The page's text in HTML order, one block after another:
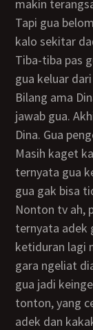
makin
Tapi gua
kalo sekitar
Tiba-tiba pas
gua keluar
Bilang ama Dina ya. sorry, kata Anti. Gak apa-apa kok,
jawab gua.
Dina. Gua
Masih kaget
ternyata gua
gua gak bisa
Nonton tv ah, pikir gua. Pas sampe di depan TV
ternyata adek
ketiduran lagi
gara ngeliat
gua jadi
tonton, yang
adek dan